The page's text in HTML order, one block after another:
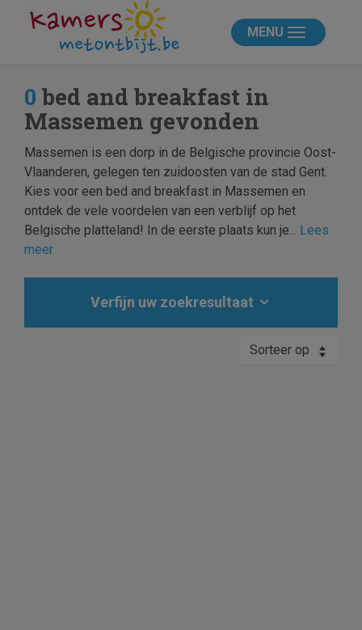
MENU
0 bed and breakfast in
Massemen gevonden
Massemen is een dorp in de Belgische provincie Oost-
Vlaanderen, gelegen ten zuidoosten van de stad Gent.
Kies voor een bed and breakfast in Massemen en
ontdek de vele voordelen van een verblijf op het
Belgische platteland! In de eerste plaats kun je... Lees
meer
Verfijn uw zoekresultaat
Sorteer op